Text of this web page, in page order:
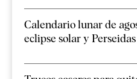
Calendario lunar de
eclipse solar y Perseidas